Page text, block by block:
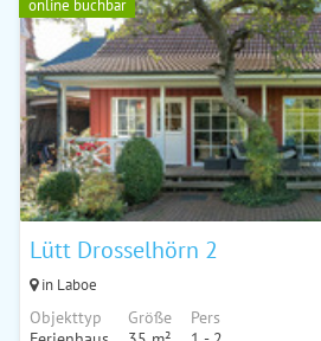
online buchbar
Lütt Drosselhörn 2
in Laboe
Objekttyp
Größe
Pers